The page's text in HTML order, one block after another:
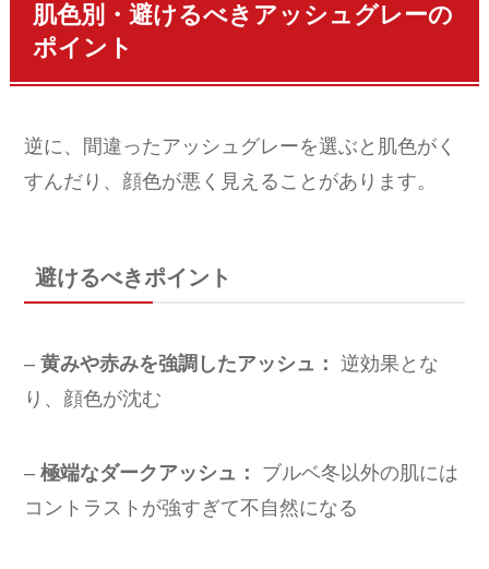
肌色別・避けるべきアッシュグレーの
ポイント
逆に、間違ったアッシュグレーを選ぶと肌色がく
すんだり、顔色が悪く見えることがあります。
避けるべきポイント
–黄みや赤みを強調したアッシュ： 逆効果とな
り、顔色が沈む
–極端なダークアッシュ：
ブルベ冬以外の肌には
コントラストが強すぎて不自然になる